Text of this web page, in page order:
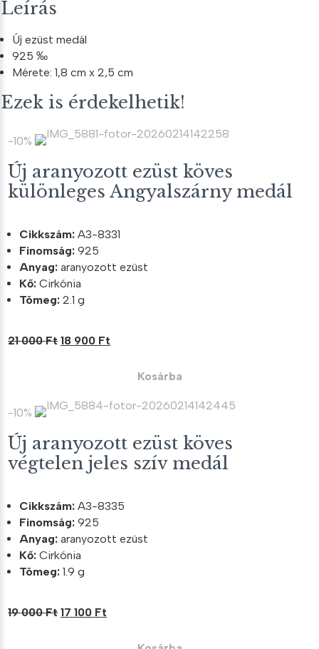
Leírás
Új ezüst medál
925 ‰
Mérete: 1,8 cm x 2,5 cm
Ezek is érdekelhetik!
-10%
Új aranyozott ezüst köves
különleges Angyalszárny medál
Cikkszám: A3-8331
Finomság: 925
Anyag: aranyozott ezüst
Kő: Cirkónia
Tömeg: 2.1 g
21 000Ft Original
000 Ft.
18 900 Ft
900 Ft.
Kosárba
-10%
Új aranyozott ezüst köves
végtelen jeles szív medál
Cikkszám: A3-8335
Finomság: 925
Anyag: aranyozott ezüst
Kő: Cirkónia
Tömeg: 1.9 g
19 000Ft Original
17 100 Ft